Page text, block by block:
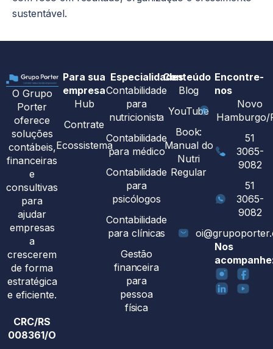
sustentável.
O Grupo
Porter
oferece
soluções
contábeis,
financeiras
e
consultivas
para
ajudar
empresas
a
crescerem
de forma
estratégica
e eficiente.
CRC/RS
008361/O
Para sua
empresa
Hub
Contrate
Ecossistema
Especialidades
Contabilidade
para
nutricionista
Contabilidade
para médico
Contabilidade
para
psicólogos
Contabilidade
para clínicas
Gestão
financeira
para
pessoa
física
Conteúdo
Blog
YouTube
Book:
Manual do
Nutri
Regular
Encontre-
nos
Novo
Hamburgo/
51
3065-
9082
51
3065-
9082
Nos